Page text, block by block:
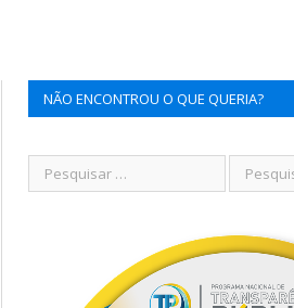
NÃO ENCONTROU O QUE QUERIA?